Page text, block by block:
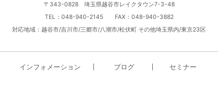
〒343-0828 埼玉県越谷市レイクタウン7-3-48
TEL：048-940-2145 FAX：048-940-3882
対応地域：越谷市/吉川市/三郷市/八潮市/松伏町 その他埼玉県内/東京23区
インフォメーション ブログ セミナー